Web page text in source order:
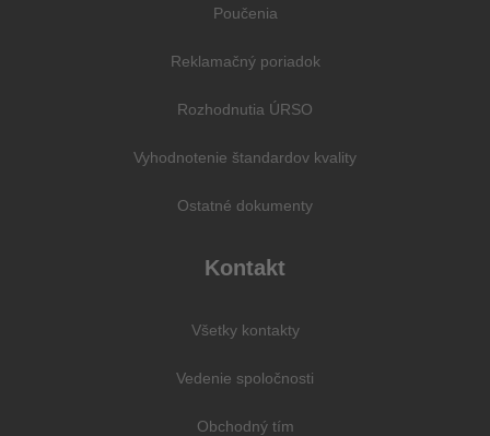
Poučenia
Reklamačný poriadok
Rozhodnutia ÚRSO
Vyhodnotenie štandardov kvality
Ostatné dokumenty
Kontakt
Všetky kontakty
Vedenie spoločnosti
Obchodný tím